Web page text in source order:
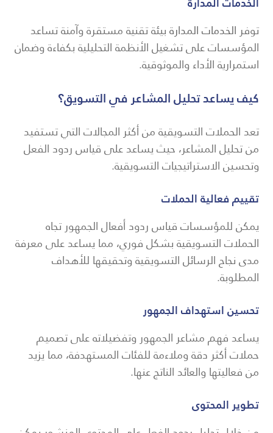
توفر الخدمات المدارةبيئة تقنية مستقرة وآمنة تساعد
المؤسسات على تشغيل الأنظمة التحليلية بكفاءة وضمان
استمرارية الأداء والموثوقية.
كيف يساعد تحليل المشاعر في التسويق؟
تعد الحملات التسويقية من أكثر المجالات التي تستفيد
من تحليل المشاعر، حيث يساعد على قياس ردود الفعل
وتحسين الاستراتيجيات التسويقية.
تقييم فعالية الحملات
يمكن للمؤسسات قياس ردود أفعال الجمهور تجاه
الحملات التسويقية بشكل فوري، مما يساعد على معرفة
مدى نجاح الرسائل التسويقية وتحقيقها للأهداف
المطلوبة.
تحسين استهداف الجمهور
يساعد فهم مشاعر الجمهور وتفضيلاته على تصميم
حملات أكثر دقة وملاءمة للفئات المستهدفة، مما يزيد
من فعاليتها والعائد الناتج عنها.
تطوير المحتوى